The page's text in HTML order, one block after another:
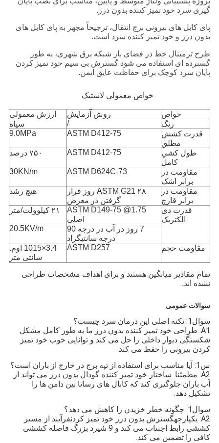
گیری سرد خود تمیز کننده بدون درز.
پای کابل های بیرونی برج انتقال، ترجیحاً مجهز به پای کابل های
بدون درز و خود تمیز کننده سرد است.
طرح ترمینال خط در فضای باز شبکه برق شهری، به طور
گسترده ای استفاده می شود گسترش بی سیم خود تمیز کردن
پایان سرد کوچک برای حفاظت عایق ایمن.
خواص معمولی لاستیک
خواص روش آزمایش
ارزش معمولی
رنگ
/
سیاه
قدرت کشش
مطلق
ASTM D412-75
9.0MPa
طول کشي
کامل
ASTM D412-75 ۷۵۰ درصد
مقاومت در
برابر اشک
ASTM D624C-73
30KN/m
مقاومت در
برابر قارچ
ASTM G21 ۲۸ روز قرار
گرفتن در معرض
هیچ رشد
قدرت دی
الکتریک
ASTM D149-75 @1.75
اصلی
۲۱ کیلوولت/متر
7 روز در آب در درجه 90
درجه سانتیگراد
20.5KV/m
مقاومت حجم ASTM D257
3.4×1015 اوم.
سانتی متر
تمام مقادیر میانگین هستند و برای اهداف مشخصات طراحی
نشده اند.
سوالات عمومی
سوال1: نکته اصلی این درمان سرد چیست؟
A1: طراحی خود تمیز کننده بدون درز ما به طور کامل مشکل
شکستگی دیوار داخلی را حل می کند و توانایی خوب خود تمیز
کردن بیرونی را حفظ می کند.
س1: آیا مناسب برای استفاده از تپه برج در خارج از باران است؟
A2: مطمئنا. ساختار خود تمیز کننده گودال بدون درز می تواند از
آب باران جلوگیری کند که کانال های رسانا بین دامن ها را
تشکیل دهد.
سوال1: چگونه خطر خزیدن را کاهش می دهد؟
A2: یکپارچه
گسترش بدون درز خود تمیز کردنفرآیند از مسیر
کششی رابط اجتناب می کند و 9 شیرد بزرگ فاصله کششی
کافی را تضمین می کند.